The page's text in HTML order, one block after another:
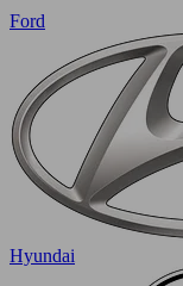
Ford
Hyundai